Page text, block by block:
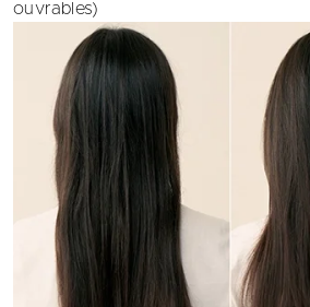
ouvrables)